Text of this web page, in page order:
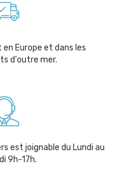
Europe et dans les
d'outre mer.
est joignable du Lundi au
9h-17h.